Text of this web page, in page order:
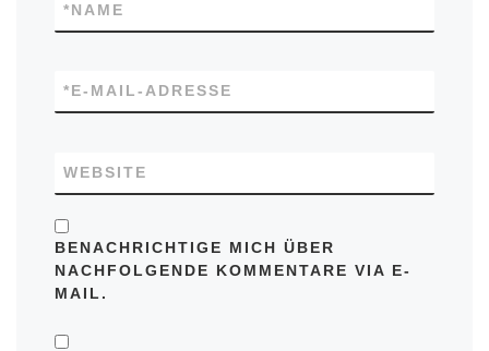
NAME
*
E-MAIL-ADRESSE
*
WEBSITE
BENACHRICHTIGE MICH ÜBER
NACHFOLGENDE KOMMENTARE VIA E-
MAIL.